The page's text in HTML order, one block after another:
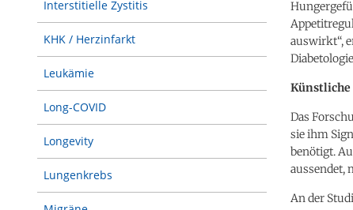
Interstitielle Zystitis
KHK / Herzinfarkt
Leukämie
Long-COVID
Longevity
Lungenkrebs
auswirkt“,
Das
sie ihm
benötigt.
aussendet,
An der